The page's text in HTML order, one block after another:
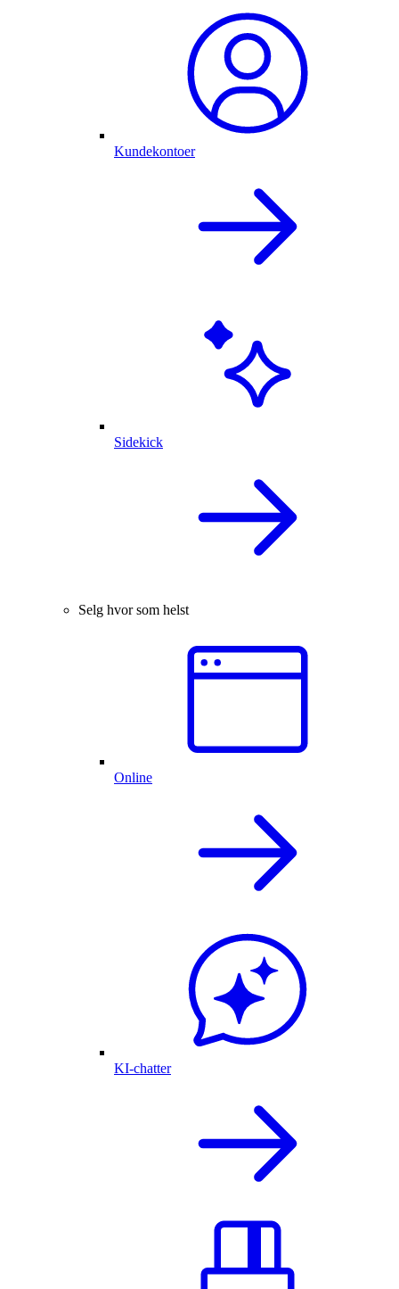
Kundekontoer
Sidekick
Selg hvor som helst
Online
KI-chatter